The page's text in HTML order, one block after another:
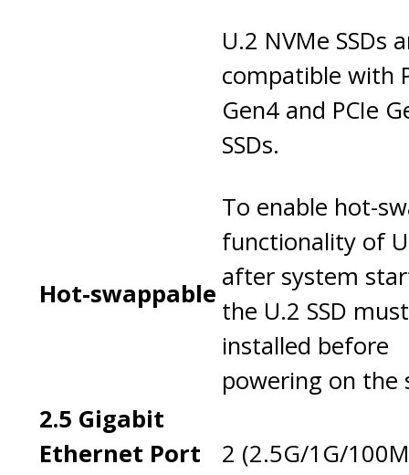
U.2 NVMe SSDs
compatible with
Gen4 and PCIe
SSDs.
Hot-swappable
To enable hot-
functionality of
after system
the U.2 SSD
installed before
powering on the
2.5 Gigabit
Ethernet Port
2 (2.5G/1G/